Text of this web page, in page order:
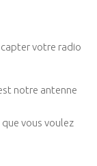
votre radio
notre antenne
vous voulez